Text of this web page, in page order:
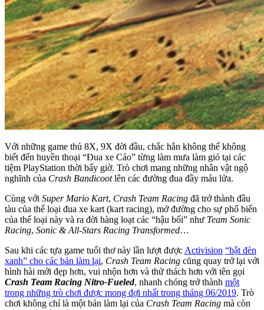
Với những game thủ 8X, 9X đời đầu, chắc hẳn không thể không
biết đến huyền thoại “Đua xe Cáo” từng làm mưa làm gió tại các
tiệm PlayStation thời bấy giờ. Trò chơi mang những nhân vật ngộ
nghĩnh của Crash Bandicootlên các đường đua đầy máu lửa.
Cùng với Super Mario Kart, Crash Team Racing đã trở thành đầu
tàu của thể loại đua xe kart (kart racing), mở đường cho sự phổ biến
của thể loại này và ra đời hàng loạt các “hậu bối” như Team Sonic
Racing, Sonic & All-Stars Racing Transformed…
Sau khi các tựa game tuổi thơ này lần lượt được Activision “bật đèn
xanh” cho các bản làm lại, Crash Team Racing cũng quay trở lại với
hình hài mới đẹp hơn, vui nhộn hơn và thử thách hơn với tên gọi
Crash Team Racing Nitro-Fueled, nhanh chóng trở thành một
trong những trò chơi được mong đợi nhất trong tháng 06/2019. Trò
chơi không chỉ là một bản làm lại của Crash Team Racing mà còn